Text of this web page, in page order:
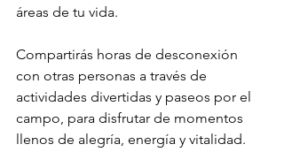
áreas de tu vida.
Compartirás horas de desconexión
con otras personas a través de
actividades divertidas y paseos por el
campo, para disfrutar de momentos
llenos de alegría, energía y vitalidad.